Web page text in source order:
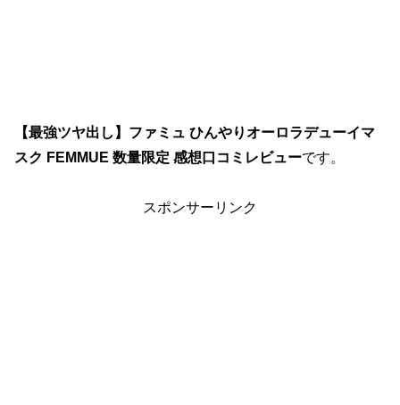
【最強ツヤ出し】ファミュ ひんやりオーロラデューイマ
スク FEMMUE 数量限定 感想口コミレビューです。
スポンサーリンク